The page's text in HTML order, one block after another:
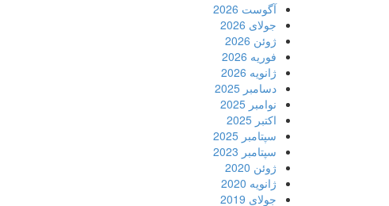
آگوست 2026
جولای 2026
ژوئن 2026
فوریه 2026
ژانویه 2026
دسامبر 2025
نوامبر 2025
اکتبر 2025
سپتامبر 2025
سپتامبر 2023
ژوئن 2020
ژانویه 2020
جولای 2019